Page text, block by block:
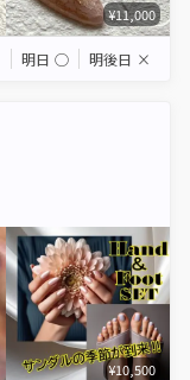
¥11,000
明日 ◯ 明後日 ×
¥10,500